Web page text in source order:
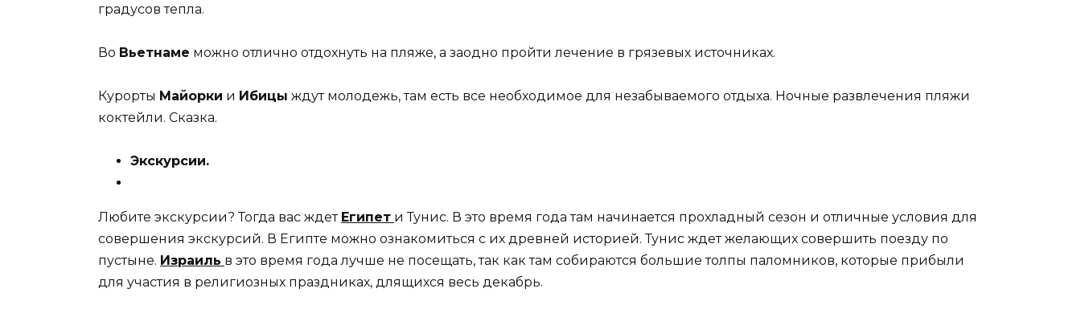
градусов тепла.
Во Вьетнаме можно отлично отдохнуть на пляже, а заодно пройти лечение в грязевых источниках.
Курорты Майорки и Ибицы ждут молодежь, там есть все необходимое для незабываемого отдыха. Ночные развлечения пляжи
коктейли. Сказка.
Экскурсии.
Любите экскурсии? Тогда вас ждет Египет и Тунис. В это время года там начинается прохладный сезон и отличные условия для
совершения экскурсий. В Египте можно ознакомиться с их древней историей. Тунис ждет желающих совершить поезду по
пустыне. Израиль в это время года лучше не посещать, так как там собираются большие толпы паломников, которые прибыли
для участия в религиозных праздниках, длящихся весь декабрь.